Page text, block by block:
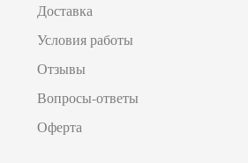
Доставка
Условия работы
Отзывы
Вопросы-ответы
Оферта